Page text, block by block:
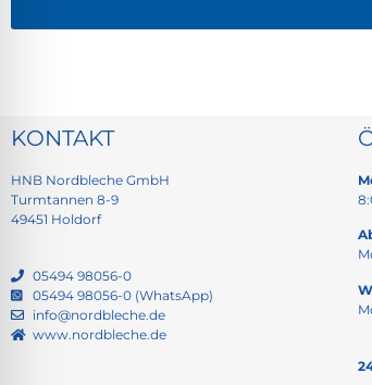
KONTAKT
HNB Nordbleche GmbH
Turmtannen 8-9
49451 Holdorf
05494 98056-0
05494 98056-0 (WhatsApp)
info@nordbleche.de
www.nordbleche.de